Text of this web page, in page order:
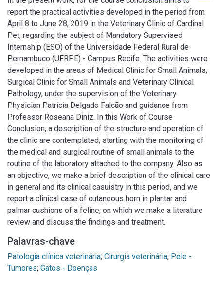
report the practical activities developed in the period from
April 8 to June 28, 2019 in the Veterinary Clinic of Cardinal
Pet, regarding the subject of Mandatory Supervised
Internship (ESO) of the Universidade Federal Rural de
Pernambuco (UFRPE) - Campus Recife. The activities were
developed in the areas of Medical Clinic for Small Animals,
Surgical Clinic for Small Animals and Veterinary Clinical
Pathology, under the supervision of the Veterinary
Physician Patrícia Delgado Falcão and guidance from
Professor Roseana Diniz. In this Work of Course
Conclusion, a description of the structure and operation of
the clinic are contemplated, starting with the monitoring of
the medical and surgical routine of small animals to the
routine of the laboratory attached to the company. Also as
an objective, we make a brief description of the clinical care
in general and its clinical casuistry in this period, and we
report a clinical case of cutaneous horn in plantar and
palmar cushions of a feline, on which we make a literature
review and discuss the findings and treatment.
Palavras-chave
Patologia clínica veterinária; Cirurgia veterinária; Pele -
Tumores; Gatos - Doenças